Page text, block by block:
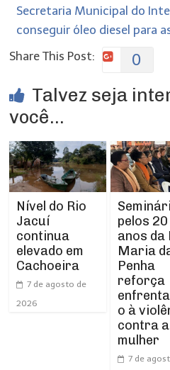
Secretaria Municipal do
conseguir óleo diesel para
Share This Post:
0
Talvez seja
você...
Nível do Rio
Jacuí
continua
elevado em
Cachoeira
7 de agosto de
2026
pelos 20
anos da
Maria
Penha
reforça
o à
contra a
mulher
7 de